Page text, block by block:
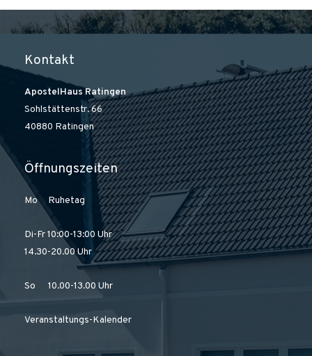
Kontakt
ApostelHaus Ratingen
Sohlstättenstr. 66
40880 Ratingen
Öffnungszeiten
Mo Ruhetag
Di-Fr 10:00-13:00 Uhr
14.30-20.00 Uhr
So 10.00-13.00 Uhr
Veranstaltungs-Kalender